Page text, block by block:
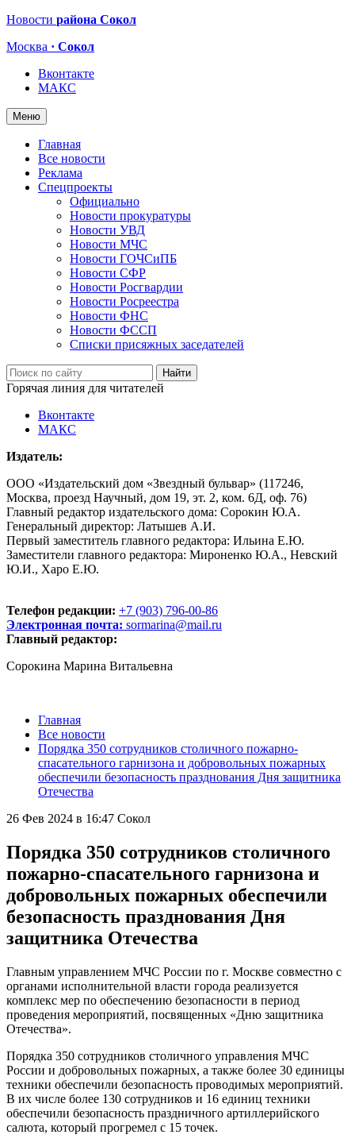
Новости района Сокол
Москва · Сокол
Вконтакте
МАКС
Меню
Главная
Все новости
Реклама
Спецпроекты
Официально
Новости прокуратуры
Новости УВД
Новости МЧС
Новости ГОЧСиПБ
Новости СФР
Новости Росгвардии
Новости Росреестра
Новости ФНС
Новости ФССП
Списки присяжных заседателей
Горячая линия для читателей
Вконтакте
МАКС
Издатель:
ООО «Издательский дом «Звездный бульвар» (117246,
Москва, проезд Научный, дом 19, эт. 2, ком. 6Д, оф. 76)
Главный редактор издательского дома: Сорокин Ю.А.
Генеральный директор: Латышев А.И.
Первый заместитель главного редактора: Ильина Е.Ю.
Заместители главного редактора: Мироненко Ю.А., Невский
Ю.И., Харо Е.Ю.
Телефон редакции: +7 (903) 796-00-86
Электронная почта: sormarina@mail.ru
Главный редактор:
Сорокина Марина Витальевна
Главная
Все новости
Порядка 350 сотрудников столичного пожарно-
спасательного гарнизона и добровольных пожарных
обеспечили безопасность празднования Дня защитника
Отечества
26 Фев 2024 в 16:47 Сокол
Порядка 350 сотрудников столичного
пожарно-спасательного гарнизона и
добровольных пожарных обеспечили
безопасность празднования Дня
защитника Отечества
Главным управлением МЧС России по г. Москве совместно с
органами исполнительной власти города реализуется
комплекс мер по обеспечению безопасности в период
проведения мероприятий, посвященных «Дню защитника
Отечества».
Порядка 350 сотрудников столичного управления МЧС
России и добровольных пожарных, а также более 30 единицы
техники обеспечили безопасность проводимых мероприятий.
В их числе более 130 сотрудников и 16 единиц техники
обеспечили безопасность праздничного артиллерийского
салюта, который прогремел с 15 точек.